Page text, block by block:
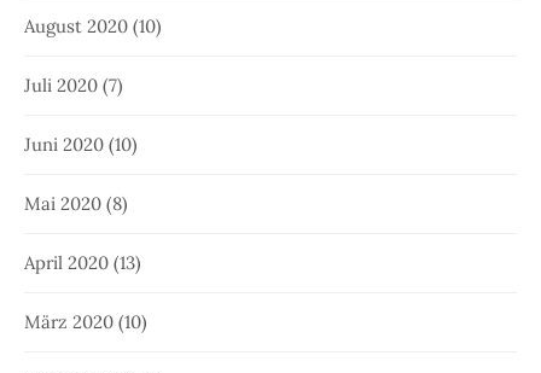
August 2020 (10)
Juli 2020 (7)
Juni 2020 (10)
Mai 2020 (8)
April 2020 (13)
März 2020 (10)